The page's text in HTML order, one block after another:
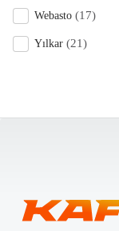
Webasto (17)
Yılkar (21)